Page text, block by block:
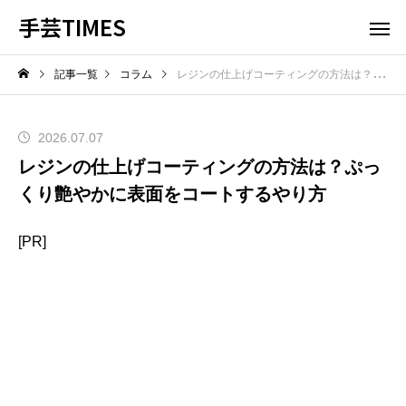
手芸TIMES
記事一覧 コラム レジンの仕上げコーティングの方法は？ぷっくり艶やかに表面をコートするやり方
2026.07.07
レジンの仕上げコーティングの方法は？ぷっ
くり艶やかに表面をコートするやり方
[PR]